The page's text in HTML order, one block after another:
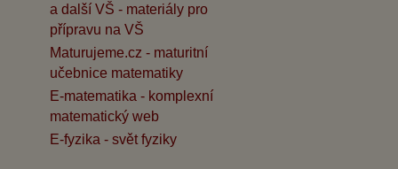
a další VŠ - materiály pro
přípravu na VŠ
Maturujeme.cz - maturitní
učebnice matematiky
E-matematika - komplexní
matematický web
E-fyzika - svět fyziky